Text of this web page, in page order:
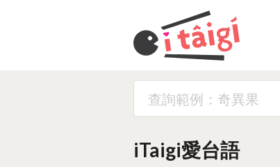
iTaigi愛台語